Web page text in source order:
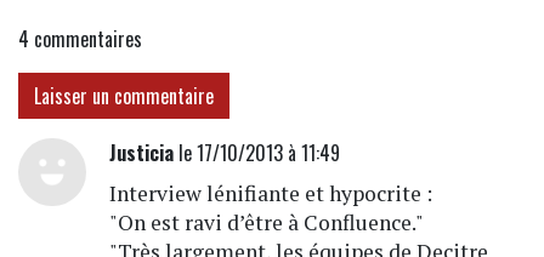
4 commentaires
Laisser un commentaire
Justiciale 17/10/2013 à 11:49
Interview lénifiante et hypocrite :
"On est ravi d’être à Confluence."
"Très largement, les équipes de Decitre